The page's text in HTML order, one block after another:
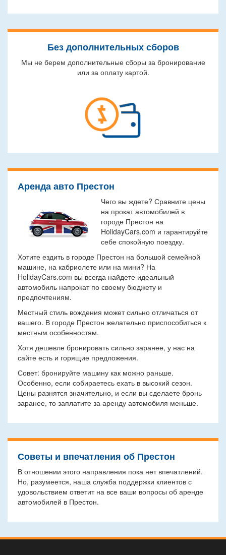
Без дополнительных сборов
Мы не берем дополнительные сборы за бронирование
или за оплату картой.
Аренда авто Престон
Чего вы ждете? Сравните цены
на прокат автомобилей в
городе Престон на
HolidayCars.com и гарантируйте
себе спокойную поездку.
Хотите ездить в городе Престон на большой семейной
машине, на кабриолете или на мини? На
HolidayCars.com вы всегда найдете идеальный
автомобиль напрокат по своему бюджету и
предпочтениям.
Местный стиль вождения может сильно отличаться от
вашего. В городе Престон желательно приспособиться к
местным особенностям.
Хотя дешевле бронировать сильно заранее, у нас на
сайте есть и горящие предложения.
Совет: бронируйте машину как можно раньше.
Особенно, если собираетесь ехать в высокий сезон.
Цены разнятся значительно, и если вы сделаете бронь
заранее, то заплатите за аренду автомобиля меньше.
Советы и впечатления об Престон
В отношении этого направления пока нет впечатлений.
Но, разумеется, наша служба поддержки клиентов с
удовольствием ответит на все ваши вопросы об аренде
автомобилей в Престон.